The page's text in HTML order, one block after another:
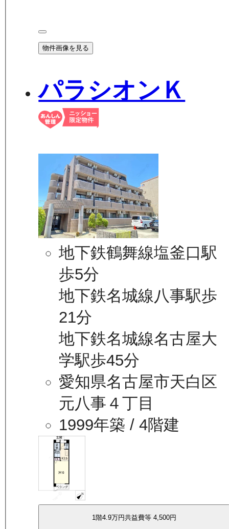
物件画像を見る
パラシオンＫ
地下鉄鶴舞線塩釜口駅
歩5分
地下鉄名城線八事駅歩
21分
地下鉄名城線名古屋大
学駅歩45分
愛知県名古屋市天白区
元八事４丁目
1999年築 / 4階建
1階4.9万円共益費等4,500円